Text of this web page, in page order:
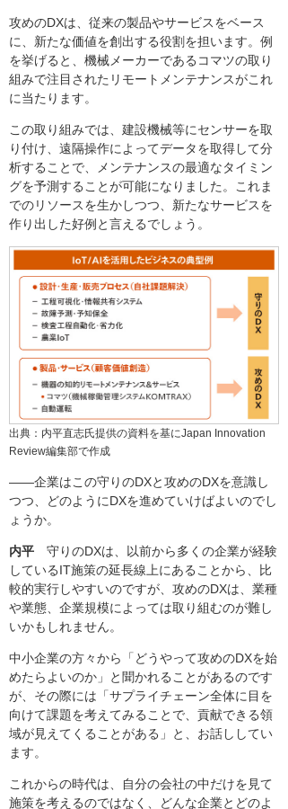
攻めのDXは、従来の製品やサービスをベース
に、新たな価値を創出する役割を担います。例
を挙げると、機械メーカーであるコマツの取り
組みで注目されたリモートメンテナンスがこれ
に当たります。
この取り組みでは、建設機械等にセンサーを取
り付け、遠隔操作によってデータを取得して分
析することで、メンテナンスの最適なタイミン
グを予測することが可能になりました。これま
でのリソースを生かしつつ、新たなサービスを
作り出した好例と言えるでしょう。
出典：内平直志氏提供の資料を基にJapan Innovation
Review編集部で作成
――企業はこの守りのDXと攻めのDXを意識し
つつ、どのようにDXを進めていけばよいのでし
ょうか。
内平 守りのDXは、以前から多くの企業が経験
しているIT施策の延長線上にあることから、比
較的実行しやすいのですが、攻めのDXは、業種
や業態、企業規模によっては取り組むのが難し
いかもしれません。
中小企業の方々から「どうやって攻めのDXを始
めたらよいのか」と聞かれることがあるのです
が、その際には「サプライチェーン全体に目を
向けて課題を考えてみることで、貢献できる領
域が見えてくることがある」と、お話ししてい
ます。
これからの時代は、自分の会社の中だけを見て
施策を考えるのではなく、どんな企業とどのよ